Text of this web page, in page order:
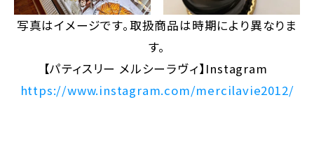
写真はイメージです。取扱商品は時期により異なりま
す。
【パティスリー メルシーラヴィ】Instagram
https://www.instagram.com/mercilavie2012/